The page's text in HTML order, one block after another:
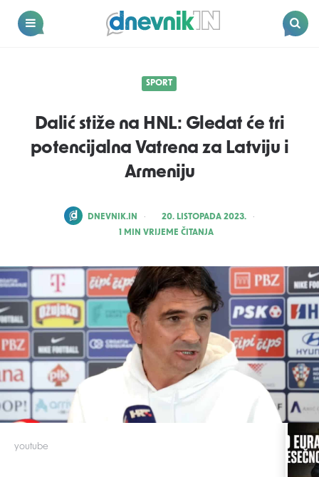
Dnevnik.in
youtube
SPORT
Dalić stiže na HNL: Gledat će tri
potencijalna Vatrena za Latviju i
Armeniju
POSTED
DNEVNIK.IN
20. LISTOPADA 2023.
1 MIN VRIJEME ČITANJA